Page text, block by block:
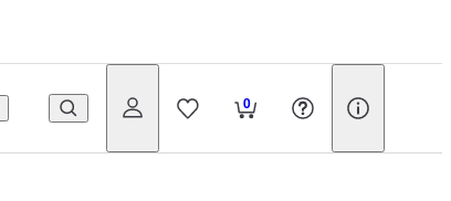
0